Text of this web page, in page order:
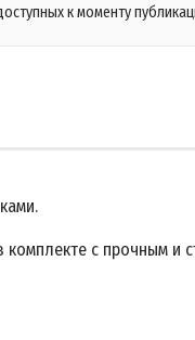
к моменту
комплекте с прочным и